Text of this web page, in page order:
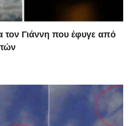
τον Γιάννη που έφυγε από